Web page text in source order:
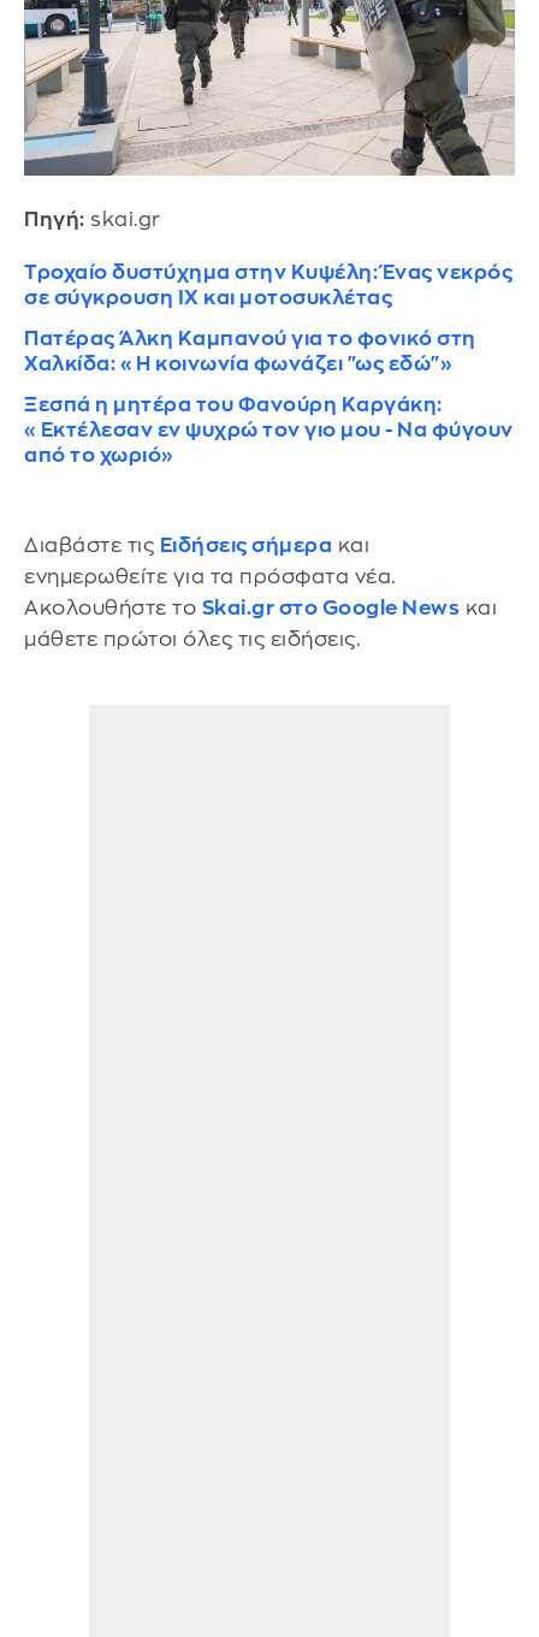
Πηγή: skai.gr
Τροχαίο δυστύχημα στην Κυψέλη: Ένας νεκρός
σε σύγκρουση ΙΧ και μοτοσυκλέτας
Πατέρας Άλκη Καμπανού για το φονικό στη
Χαλκίδα: «Η κοινωνία φωνάζει "ως εδώ"»
Ξεσπά η μητέρα του Φανούρη Καργάκη:
«Εκτέλεσαν εν ψυχρώ τον γιο μου - Να φύγουν
από το χωριό»
Διαβάστε τις Ειδήσεις σήμερα και
ενημερωθείτε για τα πρόσφατα νέα.
Ακολουθήστε το Skai.gr στο Google News και
μάθετε πρώτοι όλες τις ειδήσεις.